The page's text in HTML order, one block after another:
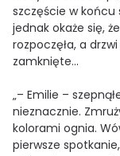
szczęście w końcu
jednak okaże się,
rozpoczęła, a
zamknięte...
„– Emilie –
nieznacznie.
kolorami ognia.
pierwsze